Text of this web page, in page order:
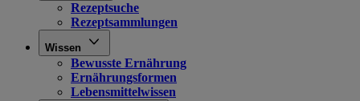
Rezeptsuche
Rezeptsammlungen
Wissen
Bewusste Ernährung
Ernährungsformen
Lebensmittelwissen